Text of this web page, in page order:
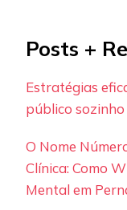
Posts +
Estratégias
público sozinho
O Nome
Clínica: Como
Mental em